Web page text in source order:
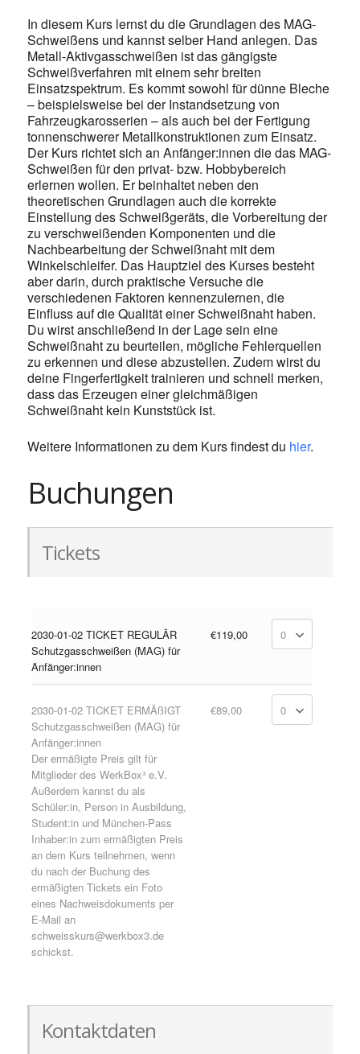
In diesem Kurs lernst du die Grundlagen des MAG-
Schweißens und kannst selber Hand anlegen. Das
Metall-Aktivgasschweißen ist das gängigste
Schweißverfahren mit einem sehr breiten
Einsatzspektrum. Es kommt sowohl für dünne Bleche
– beispielsweise bei der Instandsetzung von
Fahrzeugkarosserien – als auch bei der Fertigung
tonnenschwerer Metallkonstruktionen zum Einsatz.
Der Kurs richtet sich an Anfänger:innen die das MAG-
Schweißen für den privat- bzw. Hobbybereich
erlernen wollen. Er beinhaltet neben den
theoretischen Grundlagen auch die korrekte
Einstellung des Schweißgeräts, die Vorbereitung der
zu verschweißenden Komponenten und die
Nachbearbeitung der Schweißnaht mit dem
Winkelschleifer. Das Hauptziel des Kurses besteht
aber darin, durch praktische Versuche die
verschiedenen Faktoren kennenzulernen, die
Einfluss auf die Qualität einer Schweißnaht haben.
Du wirst anschließend in der Lage sein eine
Schweißnaht zu beurteilen, mögliche Fehlerquellen
zu erkennen und diese abzustellen. Zudem wirst du
deine Fingerfertigkeit trainieren und schnell merken,
dass das Erzeugen einer gleichmäßigen
Schweißnaht kein Kunststück ist.
Weitere Informationen zu dem Kurs findest du hier.
Buchungen
Tickets
2030-01-02 TICKET REGULÄR
Schutzgasschweißen (MAG) für
Anfänger:innen
€119,00
2030-01-02 TICKET ERMÄßIGT
Schutzgasschweißen (MAG) für
Anfänger:innen
Der ermäßigte Preis gilt für
Mitglieder des WerkBox³ e.V.
Außerdem kannst du als
Schüler:in, Person in Ausbildung,
Student:in und München-Pass
Inhaber:in zum ermäßigten Preis
an dem Kurs teilnehmen, wenn
du nach der Buchung des
ermäßigten Tickets ein Foto
eines Nachweisdokuments per
E-Mail an
schweisskurs@werkbox3.de
schickst.
€89,00
Kontaktdaten